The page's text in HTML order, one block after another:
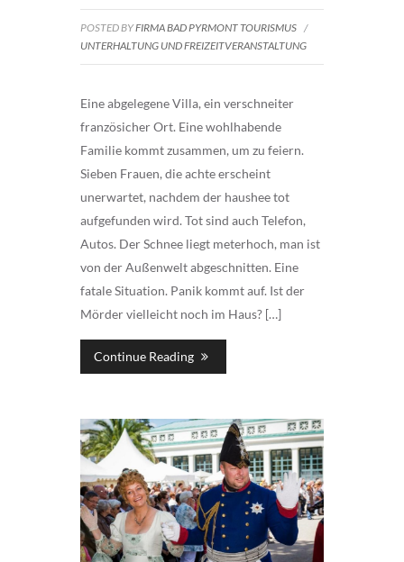
POSTED BYFIRMA BAD PYRMONT TOURISMUS /
UNTERHALTUNG UND FREIZEITVERANSTALTUNG
Eine abgelegene Villa, ein verschneiter
französicher Ort. Eine wohlhabende
Familie kommt zusammen, um zu feiern.
Sieben Frauen, die achte erscheint
unerwartet, nachdem der haushee tot
aufgefunden wird. Tot sind auch Telefon,
Autos. Der Schnee liegt meterhoch, man ist
von der Außenwelt abgeschnitten. Eine
fatale Situation. Panik kommt auf. Ist der
Mörder vielleicht noch im Haus? […]
Continue Reading